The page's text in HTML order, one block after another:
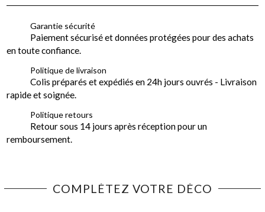
Garantie sécurité
Paiement sécurisé et données protégées pour des achats
en toute confiance.
Politique de livraison
Colis préparés et expédiés en 24h jours ouvrés - Livraison
rapide et soignée.
Politique retours
Retour sous 14 jours après réception pour un
remboursement.
COMPLÉTEZ VOTRE DÉCO